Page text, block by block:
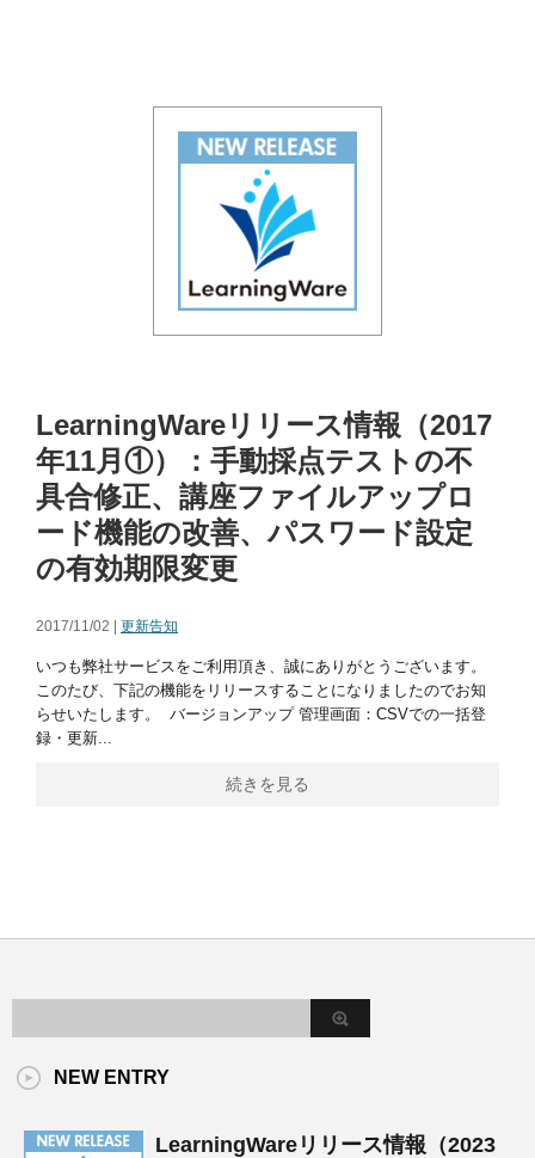
LearningWareリリース情報（2017
年11月①）：手動採点テストの不
具合修正、講座ファイルアップロ
ード機能の改善、パスワード設定
の有効期限変更
2017/11/02 | 更新告知
いつも弊社サービスをご利用頂き、誠にありがとうございます。
このたび、下記の機能をリリースすることになりましたのでお知
らせいたします。 バージョンアップ 管理画面：CSVでの一括登
録・更新...
続きを見る
NEW ENTRY
LearningWareリリース情報（2023